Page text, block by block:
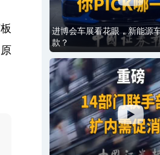
进博会车展看花眼，新能源
款？